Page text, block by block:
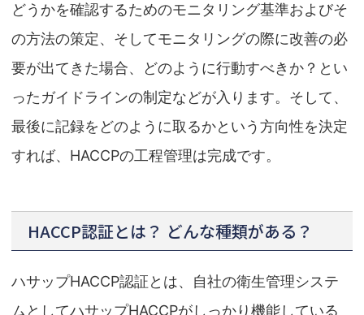
どうかを確認するためのモニタリング基準およびそ
の方法の策定、そしてモニタリングの際に改善の必
要が出てきた場合、どのように行動すべきか？とい
ったガイドラインの制定などが入ります。そして、
最後に記録をどのように取るかという方向性を決定
すれば、HACCPの工程管理は完成です。
HACCP認証とは？ どんな種類がある？
ハサップHACCP認証とは、自社の衛生管理システ
ムとしてハサップHACCPがしっかり機能している